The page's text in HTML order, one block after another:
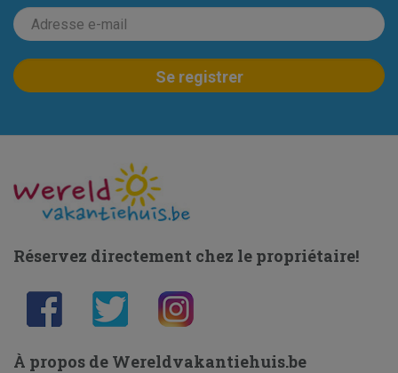
Réservez directement chez le propriétaire!
À propos de Wereldvakantiehuis.be